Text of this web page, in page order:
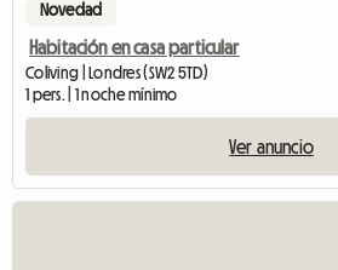
Novedad
Habitación en casa particular
Coliving | Londres (SW2 5TD)
1 pers. | 1 noche mínimo
Ver anuncio